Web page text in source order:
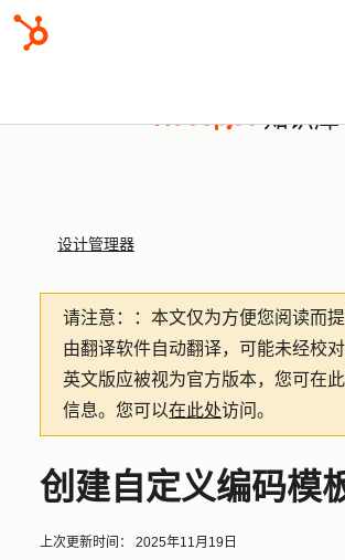
知识库
设计管理器
请注意： ：本文仅为方便您阅读而提
由翻译软件自动翻译，可能未经校
英文版应被视为官方版本，您可在
信息。您可以在此处访问。
创建自定义编码模
上次更新时间： 2025年11月19日